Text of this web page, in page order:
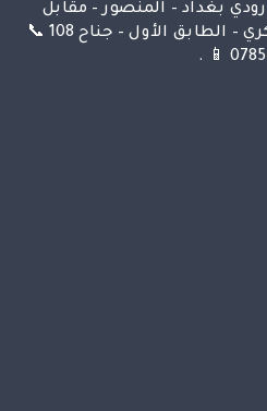
بغداد – المنصور – مقابل
مول بابليون عمارة أزياء شكري – الطابق الأول – جناح 108 📞